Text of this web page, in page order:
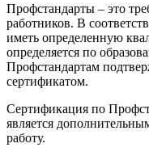
Профстандарты – это
работников. В
иметь определенную
определяется по
Профстандартам
сертификатом.
Сертификация по
является
работу.